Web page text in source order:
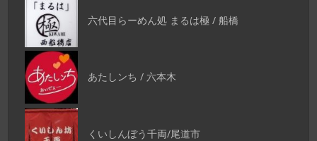
六代目らーめん処 まるは極 / 船橋
あたしンち / 六本木
くいしんぼう千両/尾道市